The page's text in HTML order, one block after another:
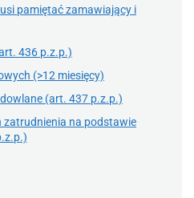
pamiętać zamawiający i
436 p.z.p.)
(>12 miesięcy)
(art. 437 p.z.p.)
zatrudnienia na podstawie